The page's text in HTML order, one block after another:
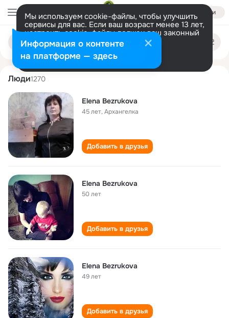
Войти
Мы используем cookie-файлы, чтобы улучшить
сервисы для вас. Если ваш возраст менее 13 лет,
настроить cookie-файлы должен ваш законный
представитель. Больше информации
Разрешить все Настроить
Поиск
людям
elena bezrukova
Люди1270
Elena Bezrukova
45 лет,Архангелка
Добавить в друзья
Elena Bezrukova
50 лет
Добавить в друзья
Elena Bezrukova
49 лет
Добавить в друзья
Информация о контенте
на платформе — здесь